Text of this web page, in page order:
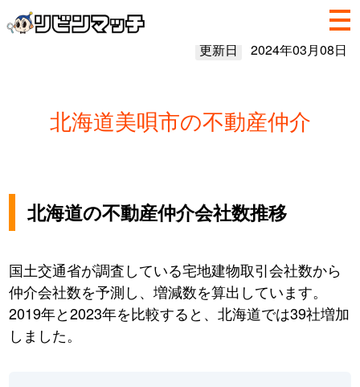
更新日 2024年03月08日
北海道美唄市の不動産仲介
北海道の不動産仲介会社数推移
国土交通省が調査している宅地建物取引会社数から
仲介会社数を予測し、増減数を算出しています。
2019年と2023年を比較すると、北海道では39社増加
しました。